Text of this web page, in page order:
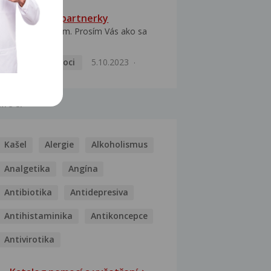
HPV typ 52 u partnerky
Dobrý deň prajem. Prosím Vás ako sa
Pohlavní nemoci
5.10.2023
Kašel Alergie Alkoholismus
Analgetika Angína
Antibiotika Antidepresiva
Antihistaminika Antikoncepce
Antivirotika